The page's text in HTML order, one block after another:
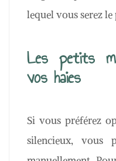
lequel vous serez le
Les petits
vos haies
Si vous préférez
silencieux, vous